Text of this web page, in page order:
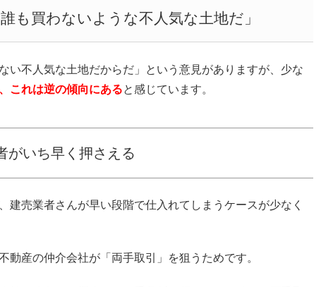
も買わないような不人気な土地だ」
い不人気な土地だからだ」という意見がありますが、少な
これは逆の傾向にあると感じています。
がいち早く押さえる
建売業者さんが早い段階で仕入れてしまうケースが少なく
動産の仲介会社が「両手取引」を狙うためです。